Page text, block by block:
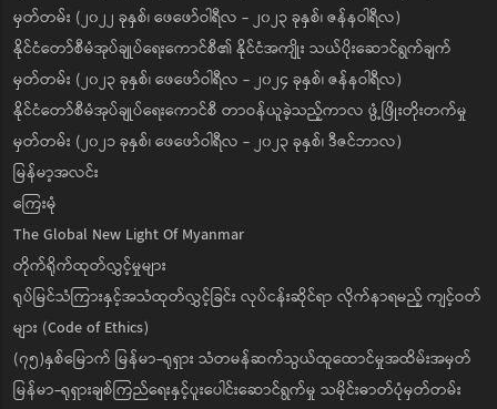
မှတ်တမ်း (၂၀၂၂ ခုနှစ်၊ ဖေဖော်ဝါရီလ - ၂၀၂၃ ခုနှစ်၊ ဇန်နဝါရီလ)
နိုင်ငံတော်စီမံအုပ်ချုပ်ရေးကောင်စီ၏ နိုင်ငံအကျိုး သယ်ပိုးဆောင်ရွက်ချက်
မှတ်တမ်း (၂၀၂၃ ခုနှစ်၊ ဖေဖော်ဝါရီလ - ၂၀၂၄ ခုနှစ်၊ ဇန်နဝါရီလ)
နိုင်ငံတော်စီမံအုပ်ချုပ်ရေးကောင်စီ တာဝန်ယူခဲ့သည့်ကာလ ဖွံ့ဖြိုးတိုးတက်မှု
မှတ်တမ်း (၂၀၂၁ ခုနှစ်၊ ဖေဖော်ဝါရီလ - ၂၀၂၃ ခုနှစ်၊ ဒီဇင်ဘာလ)
မြန်မာ့အလင်း
ကြေးမုံ
The Global New Light Of Myanmar
တိုက်ရိုက်ထုတ်လွှင့်မှုများ
ရုပ်မြင်သံကြားနှင့်အသံထုတ်လွှင့်ခြင်း လုပ်ငန်းဆိုင်ရာ လိုက်နာရမည့် ကျင့်ဝတ်
များ (Code of Ethics)
(၇၅)နှစ်မြောက် မြန်မာ-ရုရှား သံတမန်ဆက်သွယ်ထူထောင်မှုအထိမ်းအမှတ်
မြန်မာ-ရုရှားချစ်ကြည်ရေးနှင့်ပူးပေါင်းဆောင်ရွက်မှု သမိုင်းဓာတ်ပုံမှတ်တမ်း